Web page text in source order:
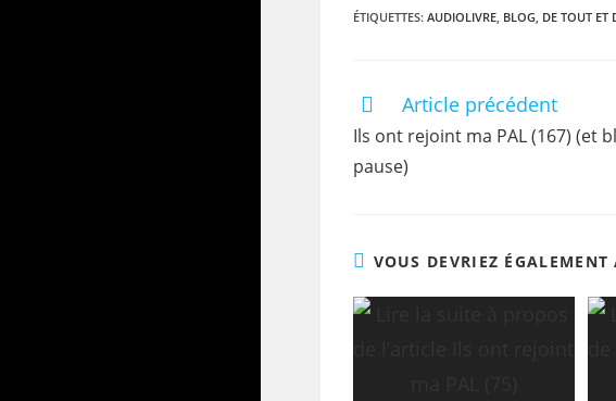
ÉTIQUETTES:AUDIOLIVRE, BLOG, DE TOUT ET
Article précédent
Ils ont rejoint ma PAL (167) (et
pause)
VOUS DEVRIEZ ÉGALEMENT